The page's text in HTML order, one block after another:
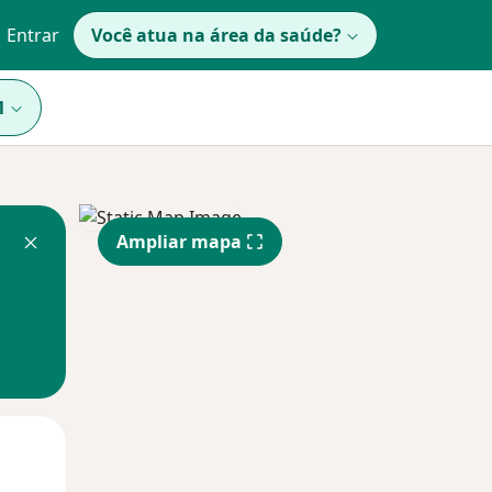
Entrar Você atua na área da saúde?
Ampliar mapa